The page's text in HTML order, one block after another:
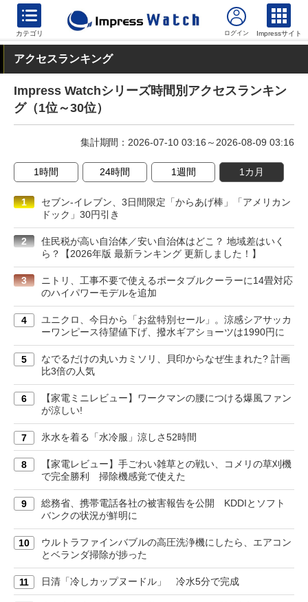
カテゴリ Impressサイト
アクセスランキング
Impress Watchシリーズ時間別アクセスランキン
グ（1位～30位）
集計期間：2026-07-10 03:16～2026-08-09 03:16
1時間 24時間 1週間 1カ月
1
セブン-イレブン、3日間限定「からあげ棒」「アメリカン
ドック」30円引き
2
住民税が高い自治体／安い自治体はどこ？ 地域差はいく
ら？【2026年版 最新ランキング 更新しました！】
3
ニトリ、工事不要で使えるポータブルクーラーに14畳対応
のハイパワーモデルを追加
4
ユニクロ、今日から「お盆特別セール」。涼感シアサッカ
ーワンピース待望値下げ、撥水ギアショーツは1990円に
5
なでるだけの丸いカミソリ、貝印からなぜ生まれた? 計画
比3倍の人気
6
【家電ミニレビュー】ワークマンの腰につける爆風ファン
が涼しい!
7 氷水を着る「水冷服」涼しさ52時間
8
【家電レビュー】手ごわい雑草との戦い、コメリの草刈機
で完全勝利 掃除機感覚で使えた
9
総務省、携帯電話各社の被害報告を公開 KDDIとソフト
バンクの状況が鮮明に
10
ウルトラファインバブルの高圧洗浄機にしたら、エアコン
とベランダ掃除が捗った
11 日清「冷しカップヌードル」 冷水5分で完成